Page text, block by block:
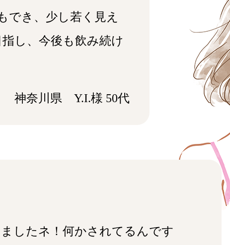
でき、少し若く⾒え
し、今後も飲み続け
神奈川県 Y.I.様 50代
したネ！何かされてるんです